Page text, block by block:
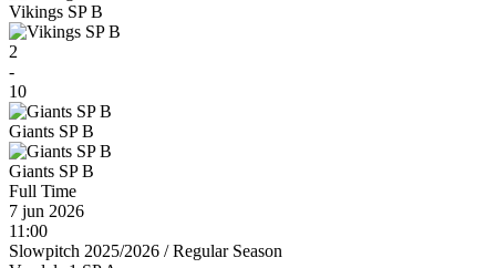
Vikings SP B
2
-
10
Giants SP B
Giants SP B
Full Time
7 jun 2026
11:00
Slowpitch 2025/2026 /Regular Season